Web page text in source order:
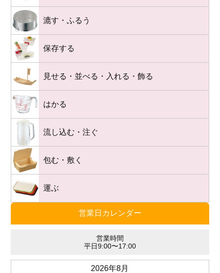
営業日カレンダー
営業時間
平日9:00〜17:00
2026年8月
漉す・ふるう
保存する
見せる・並べる・入れる・飾る
はかる
流し込む・注ぐ
包む・敷く
運ぶ